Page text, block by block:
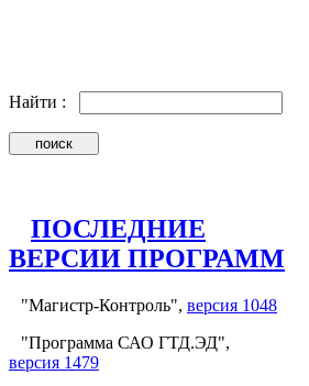
Найти :
ПОСЛЕДНИЕ
ВЕРСИИ ПРОГРАММ
"Магистр-Контроль", версия 1048
"Программа САО ГТД.ЭД",
версия 1479